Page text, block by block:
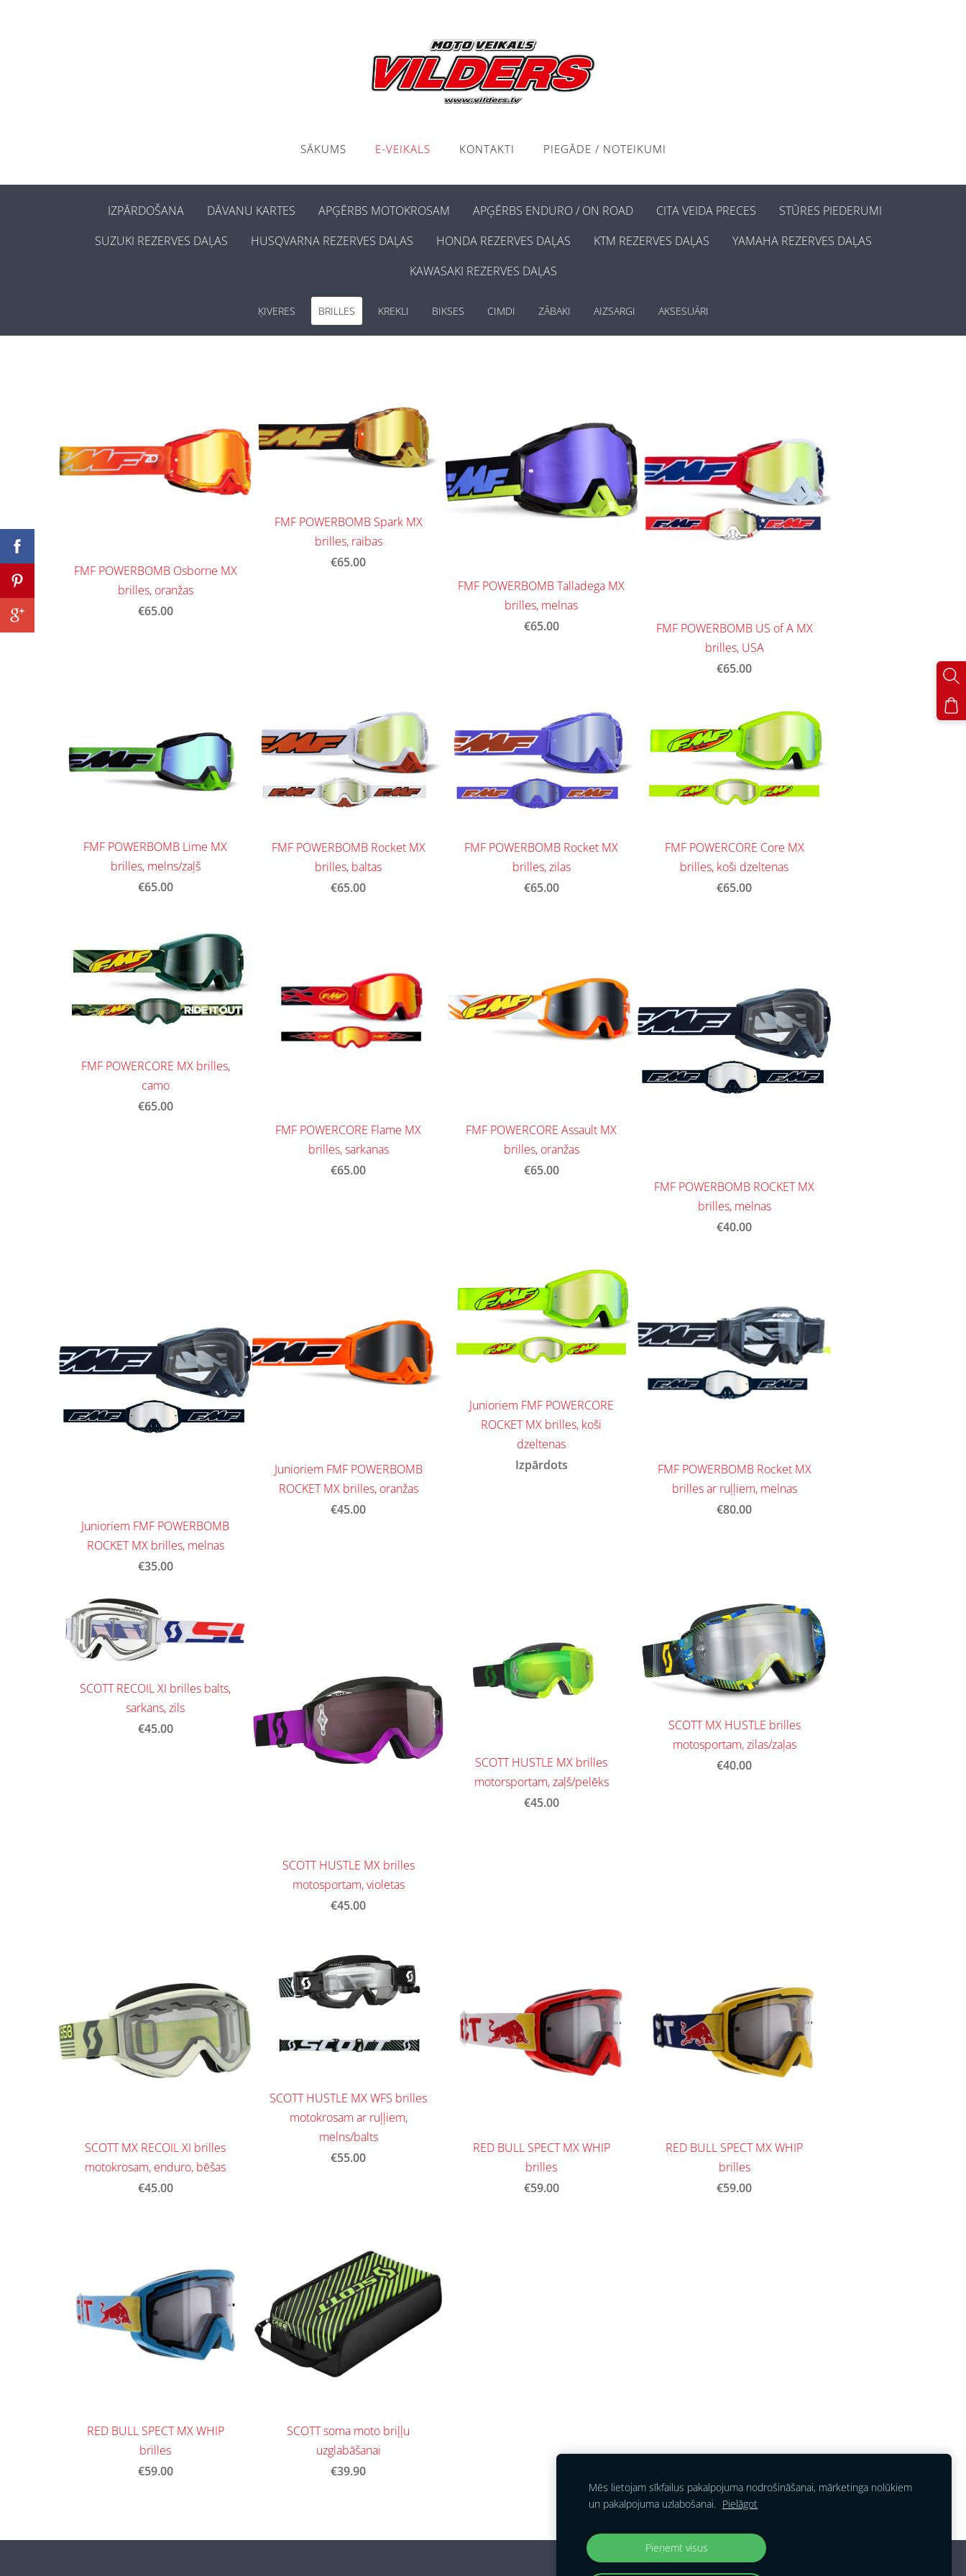
SĀKUMS E-VEIKALS KONTAKTI PIEGĀDE / NOTEIKUMI
IZPĀRDOŠANA DĀVANU KARTES APĢĒRBS MOTOKROSAM APĢĒRBS ENDURO / ON ROAD CITA VEIDA PRECES
STŪRES PIEDERUMI
SUZUKI REZERVES DAĻAS
HUSQVARNA REZERVES DAĻAS HONDA REZERVES DAĻAS KTM REZERVES DAĻAS
YAMAHA REZERVES DAĻAS
KAWASAKI REZERVES DAĻAS
ĶIVERES BRILLES KREKLI BIKSES CIMDI ZĀBAKI AIZSARGI AKSESUĀRI
FMF POWERBOMB Osborne MX
brilles, oranžas
€65.00
FMF POWERBOMB Spark MX
brilles, raibas
€65.00
FMF POWERBOMB Talladega MX
brilles, melnas
€65.00
FMF POWERBOMB US of A MX
brilles, USA
€65.00
FMF POWERBOMB Lime MX
brilles, melns/zaļš
€65.00
FMF POWERBOMB Rocket MX
brilles, baltas
€65.00
FMF POWERBOMB Rocket MX
brilles, zilas
€65.00
FMF POWERCORE Core MX
brilles, koši dzeltenas
€65.00
FMF POWERCORE MX brilles,
camo
€65.00
FMF POWERCORE Flame MX
brilles, sarkanas
€65.00
FMF POWERCORE Assault MX
brilles, oranžas
€65.00
FMF POWERBOMB ROCKET MX
brilles, melnas
€40.00
Junioriem FMF POWERBOMB
ROCKET MX brilles, melnas
€35.00
Junioriem FMF POWERBOMB
ROCKET MX brilles, oranžas
€45.00
Junioriem FMF POWERCORE
ROCKET MX brilles, koši
dzeltenas
Izpārdots
FMF POWERBOMB Rocket MX
brilles ar ruļļiem, melnas
€80.00
SCOTT RECOIL XI brilles balts,
sarkans, zils
€45.00
SCOTT HUSTLE MX brilles
motosportam, violetas
€45.00
SCOTT HUSTLE MX brilles
motorsportam, zaļš/pelēks
€45.00
SCOTT MX HUSTLE brilles
motosportam, zilas/zaļas
€40.00
SCOTT MX RECOIL XI brilles
motokrosam, enduro, bēšas
€45.00
SCOTT HUSTLE MX WFS brilles
motokrosam ar ruļļiem,
melns/balts
€55.00
RED BULL SPECT MX WHIP
brilles
€59.00
RED BULL SPECT MX WHIP
brilles
€59.00
RED BULL SPECT MX WHIP
brilles
€59.00
SCOTT soma moto briļļu
uzglabāšanai
€39.90
Mēs lietojam sīkfailus pakalpojuma nodrošināšanai, mārketinga nolūkiem
un pakalpojuma uzlabošanai. Pielāgot
Pieņemt visus